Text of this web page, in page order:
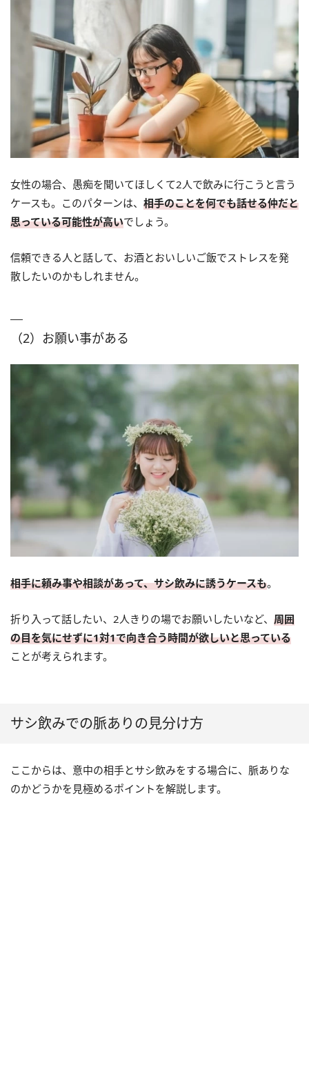
女性の場合、愚痴を聞いてほしくて2人で飲みに行こうと言う
ケースも。このパターンは、 相手のことを何でも話せる仲だと
思っている可能性が高いでしょう。
信頼できる人と話して、お酒とおいしいご飯でストレスを発
散したいのかもしれません。
（2）お願い事がある
相手に頼み事や相談があって、サシ飲みに誘うケースも。
折り入って話したい、2人きりの場でお願いしたいなど、 周囲
の目を気にせずに1対1で向き合う時間が欲しいと思っている
ことが考えられます。
サシ飲みでの脈ありの見分け方
ここからは、意中の相手とサシ飲みをする場合に、脈ありな
のかどうかを見極めるポイントを解説します。